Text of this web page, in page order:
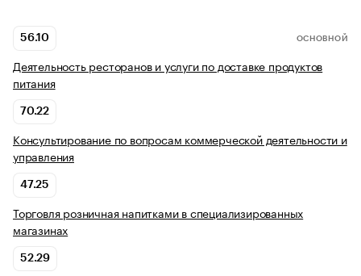
56.10 ОСНОВНОЙ
Деятельность ресторанов и услуги по доставке продуктов
питания
70.22
Консультирование по вопросам коммерческой деятельности и
управления
47.25
Торговля розничная напитками в специализированных
магазинах
52.29